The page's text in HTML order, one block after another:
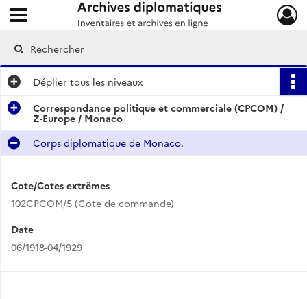
Archives diplomatiques
Ouvrir le menu déroulant
Déplier tous les niveaux
Correspondance politique et commerciale (CPCOM) /
Z-Europe / Monaco
Corps diplomatique de Monaco.
Cote/Cotes extrêmes
102CPCOM/5 (Cote de commande)
Date
06/1918-04/1929